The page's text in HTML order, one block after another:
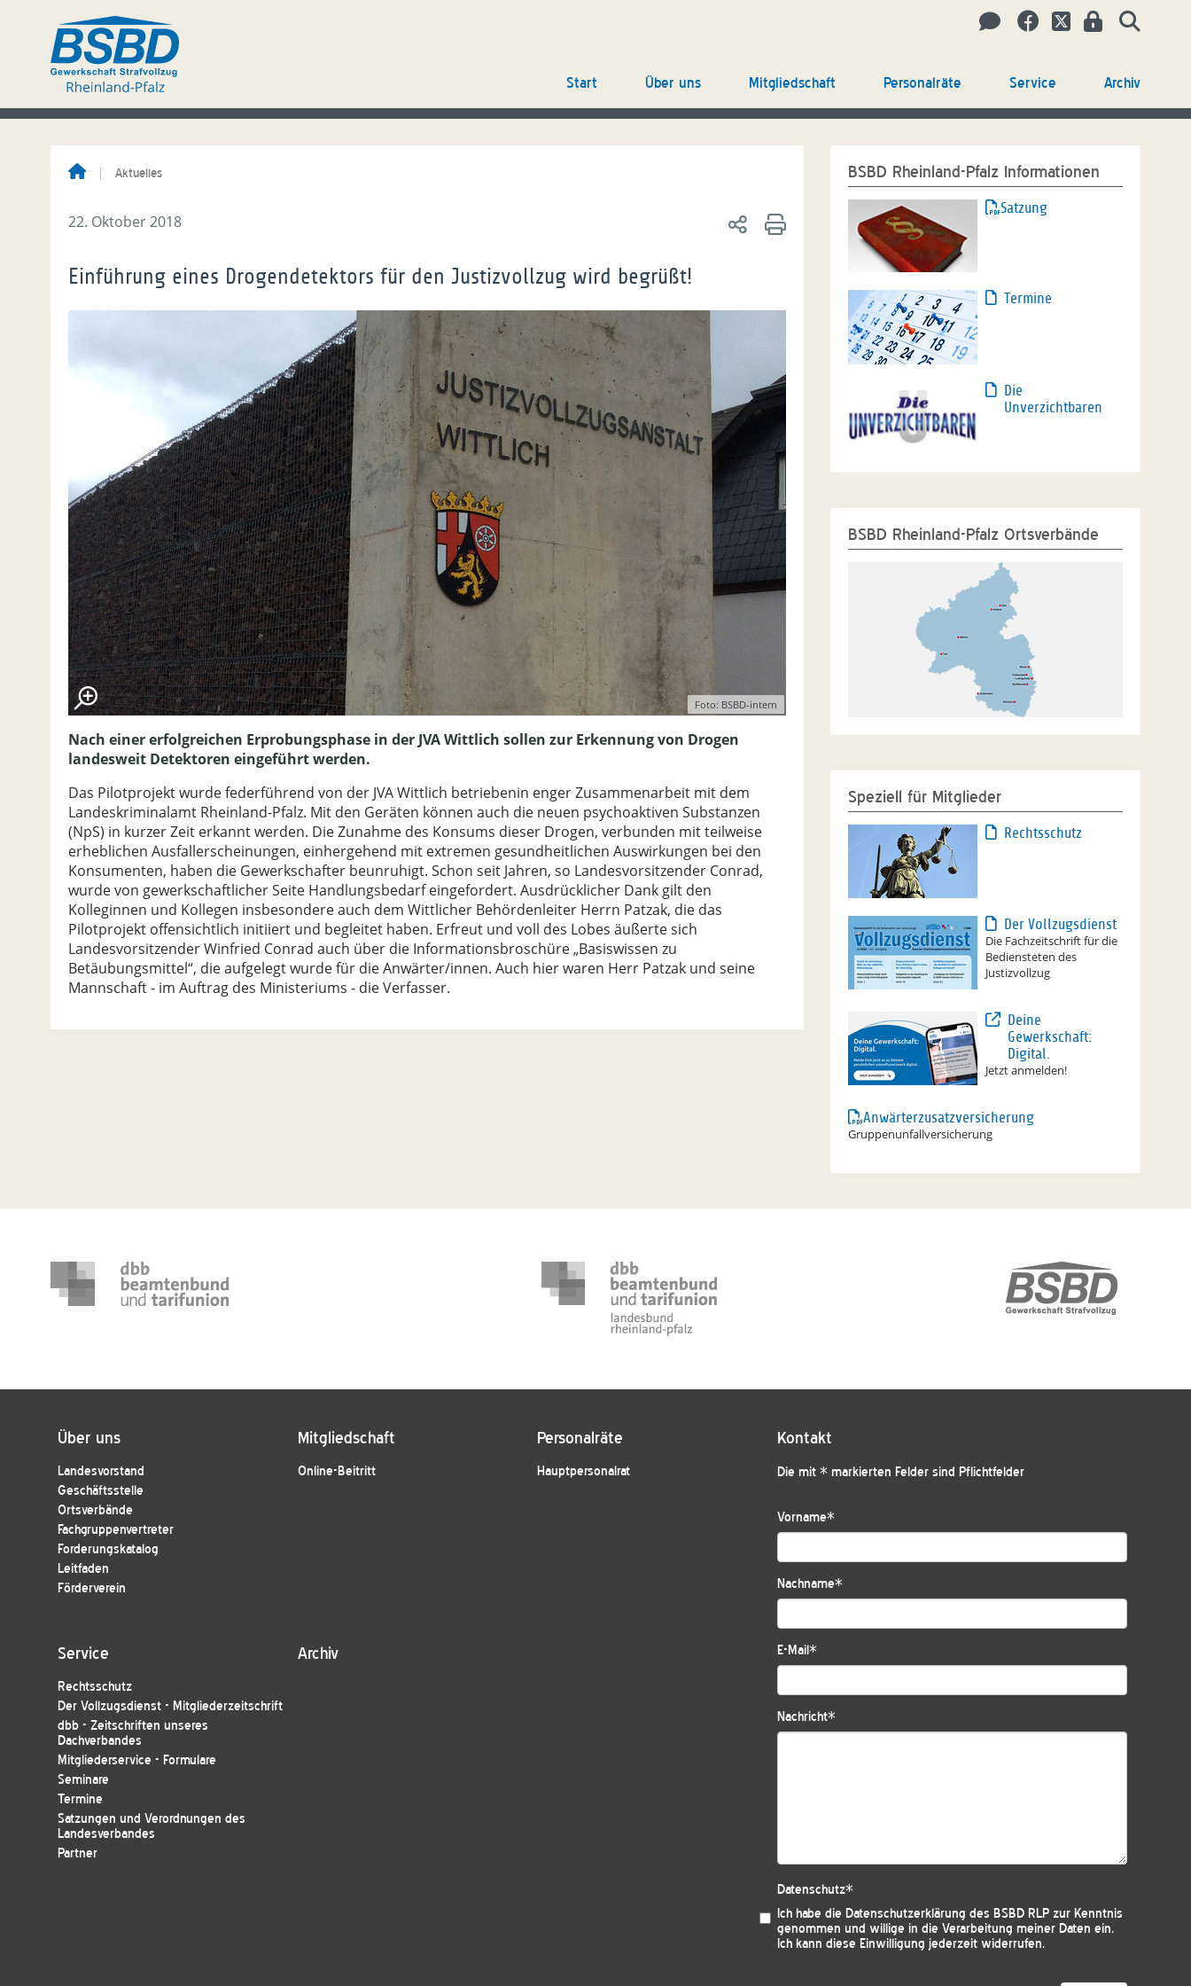
Start Über uns Mitgliedschaft Personalräte Service Archiv
Aktuelles
22. Oktober 2018
Einführung eines Drogendetektors für den Justizvollzug wird begrüßt!
Foto: BSBD-intern
Nach einer erfolgreichen Erprobungsphase in der JVA Wittlich sollen zur Erkennung von Drogen
landesweit Detektoren eingeführt werden.
Das Pilotprojekt wurde federführend von der JVA Wittlich betriebenin enger Zusammenarbeit mit dem
Landeskriminalamt Rheinland-Pfalz. Mit den Geräten können auch die neuen psychoaktiven Substanzen
(NpS) in kurzer Zeit erkannt werden. Die Zunahme des Konsums dieser Drogen, verbunden mit teilweise
erheblichen Ausfallerscheinungen, einhergehend mit extremen gesundheitlichen Auswirkungen bei den
Konsumenten, haben die Gewerkschafter beunruhigt. Schon seit Jahren, so Landesvorsitzender Conrad,
wurde von gewerkschaftlicher Seite Handlungsbedarf eingefordert. Ausdrücklicher Dank gilt den
Kolleginnen und Kollegen insbesondere auch dem Wittlicher Behördenleiter Herrn Patzak, die das
Pilotprojekt offensichtlich initiiert und begleitet haben. Erfreut und voll des Lobes äußerte sich
Landesvorsitzender Winfried Conrad auch über die Informationsbroschüre „Basiswissen zu
Betäubungsmittel“, die aufgelegt wurde für die Anwärter/innen. Auch hier waren Herr Patzak und seine
Mannschaft - im Auftrag des Ministeriums - die Verfasser.
BSBD Rheinland-Pfalz Informationen
Satzung
Termine
Die
Unverzichtbaren
BSBD Rheinland-Pfalz Ortsverbände
Speziell für Mitglieder
Rechtsschutz
Der Vollzugsdienst
Die Fachzeitschrift für die
Bediensteten des
Justizvollzug
Deine
Gewerkschaft:
Digital.
Jetzt anmelden!
Anwärterzusatzversicherung
Gruppenunfallversicherung
Über uns
Landesvorstand
Geschäftsstelle
Ortsverbände
Fachgruppenvertreter
Forderungskatalog
Leitfaden
Förderverein
Mitgliedschaft
Online-Beitritt
Personalräte
Hauptpersonalrat
Service
Rechtsschutz
Der Vollzugsdienst - Mitgliederzeitschrift
dbb - Zeitschriften unseres
Dachverbandes
Mitgliederservice - Formulare
Seminare
Termine
Satzungen und Verordnungen des
Landesverbandes
Partner
Archiv
Kontakt
Die mit * markierten Felder sind Pflichtfelder
Vorname*
Nachname*
E-Mail*
Nachricht*
Datenschutz*
Ich habe die Datenschutzerklärung des BSBD RLP zur Kenntnis
genommen und willige in die Verarbeitung meiner Daten ein.
Ich kann diese Einwilligung jederzeit widerrufen.